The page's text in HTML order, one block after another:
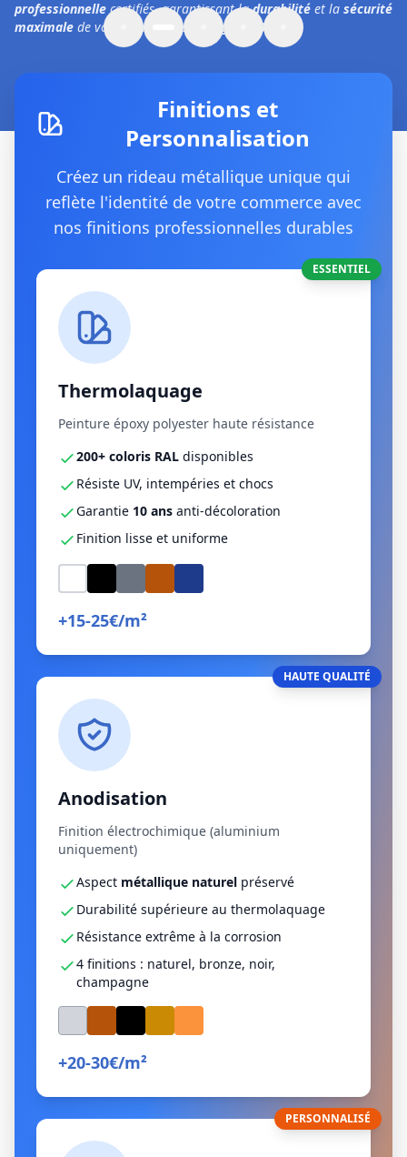
professionnellecertifiés, garantissant ladurabilité et la sécurité
maximale de vos installations à Avignon (84000) .
Finitions et
Personnalisation
Créez un rideau métallique unique qui
reflète l'identité de votre commerce avec
nos finitions professionnelles durables
ESSENTIEL
Thermolaquage
Peinture époxy polyester haute résistance
200+ coloris RAL disponibles
Résiste UV, intempéries et chocs
Garantie 10 ans anti-décoloration
Finition lisse et uniforme
+15-25€/m²
HAUTE QUALITÉ
Anodisation
Finition électrochimique (aluminium
uniquement)
Aspect métallique naturel préservé
Durabilité supérieure au thermolaquage
Résistance extrême à la corrosion
4 finitions : naturel, bronze, noir,
champagne
+20-30€/m²
PERSONNALISÉ